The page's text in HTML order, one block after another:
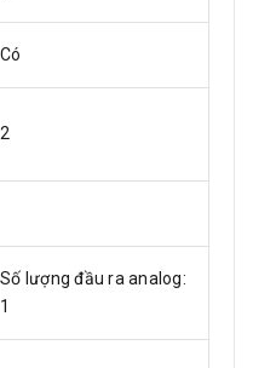
Có
2
Số lượng đầu ra analog:
1